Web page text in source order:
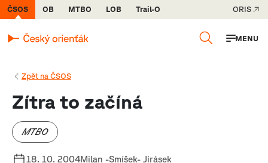
ČSOS OB MTBO LOB Trail-O ORIS
MENU
Zpět na ČSOS
Zítra to začíná
MTBO
18. 10. 2004Milan -Smíšek- Jirásek